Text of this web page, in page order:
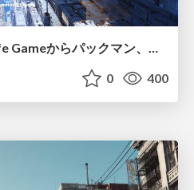
セルから世界へ ------Life Gameからパックマン、そしてWorld Modelまでの世界生成シミュレーション入門
0 400